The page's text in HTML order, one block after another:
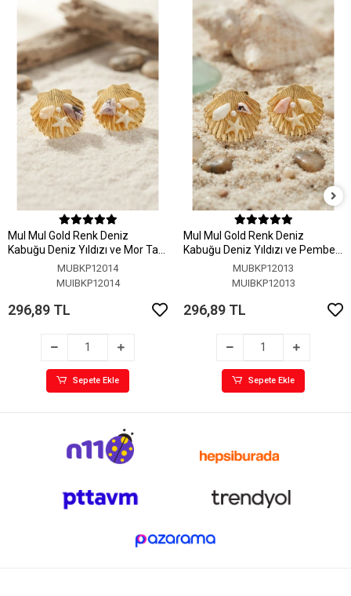
MuI MuI Gold Renk Deniz
Kabuğu Deniz Yıldızı ve Mor Taş
Detaylı KüpeMUBKP12014
MUIBKP12014
296,89 TL
Sepete Ekle
MuI MuI Gold Renk Deniz
Kabuğu Deniz Yıldızı ve Pembe
Taş Detaylı Küpe
MUBKP12013
MUIBKP12013
296,89 TL
Sepete Ekle